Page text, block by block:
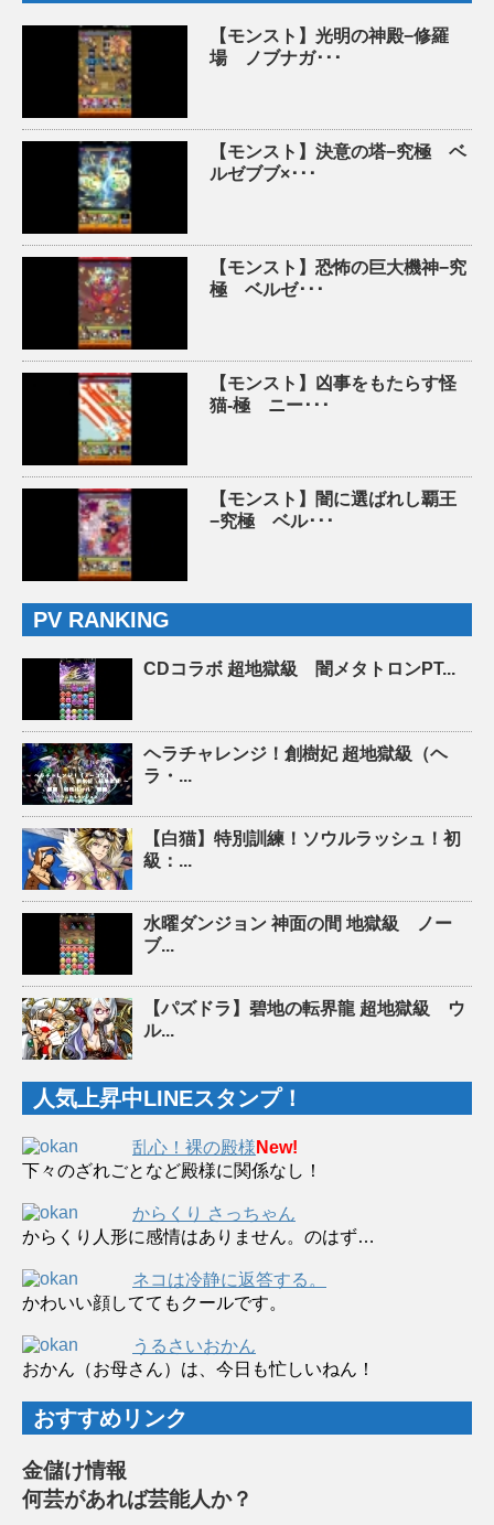
【モンスト】光明の神殿−修羅
場 ノブナガ･･･
【モンスト】決意の塔−究極 ベ
ルゼブブ×･･･
【モンスト】恐怖の巨大機神−究
極 ベルゼ･･･
【モンスト】凶事をもたらす怪
猫-極 ニー･･･
【モンスト】闇に選ばれし覇王
−究極 ベル･･･
PV RANKING
CDコラボ 超地獄級 闇メタトロンPT...
ヘラチャレンジ！創樹妃 超地獄級（ヘ
ラ・...
【白猫】特別訓練！ソウルラッシュ！初
級：...
水曜ダンジョン 神面の間 地獄級 ノー
ブ...
【パズドラ】碧地の転界龍 超地獄級 ウ
ル...
人気上昇中LINEスタンプ！
乱心！裸の殿様 New!
下々のざれごとなど殿様に関係なし！
からくり さっちゃん
からくり人形に感情はありません。のはず…
ネコは冷静に返答する。
かわいい顔しててもクールです。
うるさいおかん
おかん（お母さん）は、今日も忙しいねん！
おすすめリンク
金儲け情報
何芸があれば芸能人か？